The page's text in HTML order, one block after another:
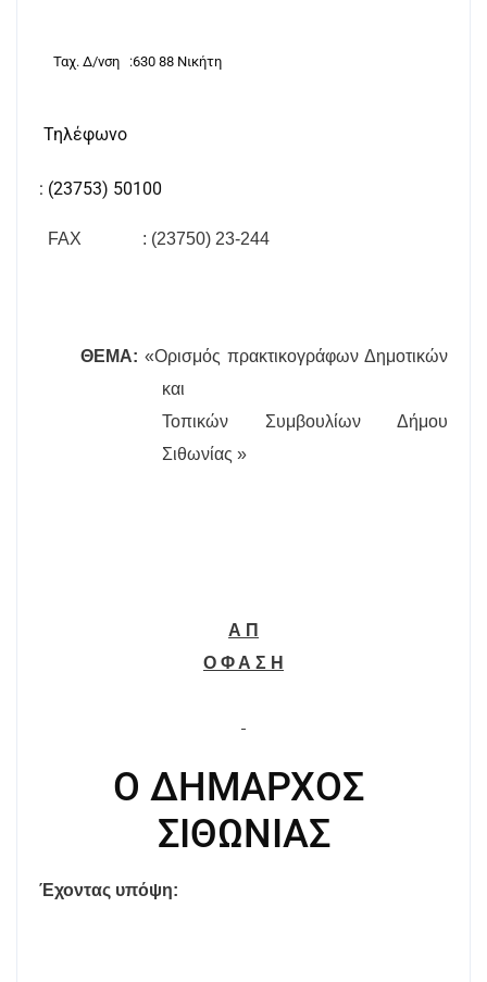
Ταχ. Δ/νση :630 88 Νικήτη
Τηλέφωνο
: (23753) 50100
FAX : (23750) 23-244
ΘΕΜΑ: «Ορισμός πρακτικογράφων Δημοτικών
και
Τοπικών Συμβουλίων Δήμου
Σιθωνίας »
Α Π
Ο Φ Α Σ Η
Ο ΔΗΜΑΡΧΟΣ
ΣΙΘΩΝΙΑΣ
Έχοντας υπόψη: